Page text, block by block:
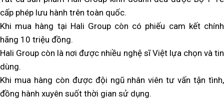
cấp phép lưu hành trên toàn quốc.
Khi mua hàng tại Hali Group còn có phiếu cam kết chính
hãng 10 triệu đồng.
Hali Group còn là nơi được nhiều nghệ sĩ Việt lựa chọn và tin
dùng.
Khi mua hàng còn được đội ngũ nhân viên tư vấn tận tình,
đồng hành xuyên suốt thời gian sử dụng.